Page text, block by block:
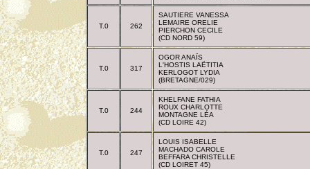
T.0 262
SAUTIERE VANESSA
LEMAIRE ORELIE
PIERCHON CECILE
(CD NORD 59)
T.0 317
OGOR ANAÏS
L'HOSTIS LAËTITIA
KERLOGOT LYDIA
(BRETAGNE/029)
T.0 244
KHELFANE FATHIA
ROUX CHARLOTTE
MONTAGNE LÉA
(CD LOIRE 42)
T.0 247
LOUIS ISABELLE
MACHADO CAROLE
BEFFARA CHRISTELLE
(CD LOIRET 45)